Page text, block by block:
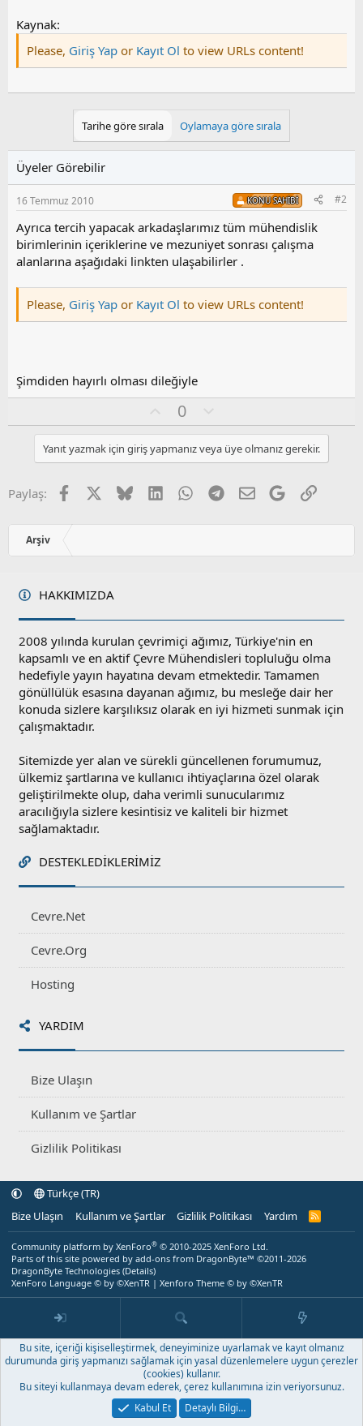
Kaynak:
Please, Giriş Yap or Kayıt Ol to view URLs content!
Tarihe göre sırala Oylamaya göre sırala
Üyeler Görebilir
16 Temmuz 2010 KONU SAHIBI #2
Ayrıca tercih yapacak arkadaşlarımız tüm mühendislik
birimlerinin içeriklerine ve mezuniyet sonrası çalışma
alanlarına aşağıdaki linkten ulaşabilirler .
Please, Giriş Yap or Kayıt Ol to view URLs content!
Şimdiden hayırlı olması dileğiyle
y
l
a
0
l
u
m
u
z
o
l
Yanıt yazmak için giriş yapmanız veya üye olmanız gerekir.
Paylaş: Facebook BlueskyLinkedInWhatsApp
Telegram
E-postaGoogleLink
Arşiv
HAKKIMIZDA
2008 yılında kurulan çevrimiçi ağımız, Türkiye'nin en
kapsamlı ve en aktif Çevre Mühendisleri topluluğu olma
hedefiyle yayın hayatına devam etmektedir. Tamamen
gönüllülük esasına dayanan ağımız, bu mesleğe dair her
konuda sizlere karşılıksız olarak en iyi hizmeti sunmak için
çalışmaktadır.
Sitemizde yer alan ve sürekli güncellenen forumumuz,
ülkemiz şartlarına ve kullanıcı ihtiyaçlarına özel olarak
geliştirilmekte olup, daha verimli sunucularımız
aracılığıyla sizlere kesintisiz ve kaliteli bir hizmet
sağlamaktadır.
DESTEKLEDIKLERIMIZ
Cevre.Net
Cevre.Org
Hosting
YARDIM
Bize Ulaşın
Kullanım ve Şartlar
Gizlilik Politikası
Türkçe (TR)
Bize Ulaşın
Kullanım ve Şartlar Gizlilik Politikası Yardım
R
Community platform by XenForo® © 2010-2025 XenForo Ltd.
Parts of this site powered by add-ons from DragonByte™ ©2011-2026
DragonByte Technologies (Details)
XenForo Language © by ©XenTR | Xenforo Theme © by ©XenTR
Bu site, içeriği kişiselleştirmek, deneyiminize uyarlamak ve kayıt olmanız
durumunda giriş yapmanızı sağlamak için yasal düzenlemelere uygun çerezler
(cookies) kullanır.
Bu siteyi kullanmaya devam ederek, çerez kullanımına izin veriyorsunuz.
Kabul Et
Detaylı Bilgi…